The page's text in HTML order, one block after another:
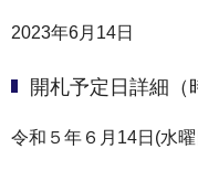
2023年6月14日
開札予定日詳細（
令和５年６月14日(水